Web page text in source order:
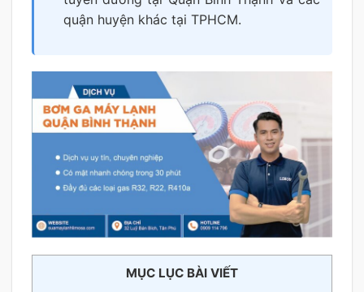
quận huyện khác tại TPHCM.
MỤC LỤC BÀI VIẾT